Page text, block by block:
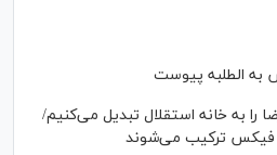
به الطلبه پیوست
را به خانه استقلال تبدیل می‌کنیم/